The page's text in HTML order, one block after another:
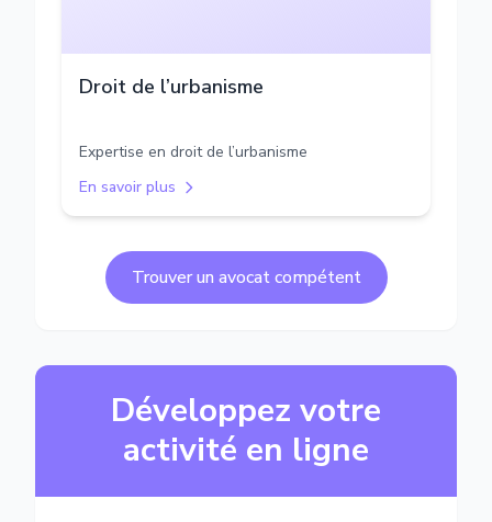
Droit de l’urbanisme
Expertise en droit de l’urbanisme
En savoir plus
Trouver un avocat compétent
Développez votre
activité en ligne